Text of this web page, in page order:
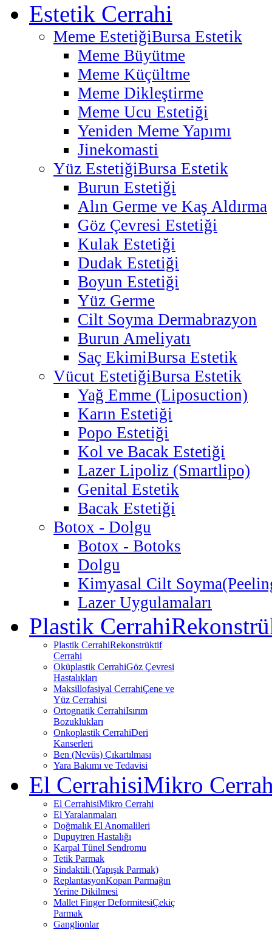
Estetik Cerrahi
Meme EstetiğiBursa Estetik
Meme Büyütme
Meme Küçültme
Meme Dikleştirme
Meme Ucu Estetiği
Yeniden Meme Yapımı
Jinekomasti
Yüz EstetiğiBursa Estetik
Burun Estetiği
Alın Germe ve Kaş Aldırma
Göz Çevresi Estetiği
Kulak Estetiği
Dudak Estetiği
Boyun Estetiği
Yüz Germe
Cilt Soyma Dermabrazyon
Burun Ameliyatı
Saç EkimiBursa Estetik
Vücut EstetiğiBursa Estetik
Yağ Emme (Liposuction)
Karın Estetiği
Popo Estetiği
Kol ve Bacak Estetiği
Lazer Lipoliz (Smartlipo)
Genital Estetik
Bacak Estetiği
Botox - Dolgu
Botox - Botoks
Dolgu
Kimyasal Cilt Soyma
Lazer Uygulamaları
Plastik Cerrahi
Plastik CerrahiRekonstrüktif
Cerrahi
Oküplastik CerrahiGöz Çevresi
Hastalıkları
Maksillofasiyal CerrahiÇene ve
Yüz Cerrahisi
Ortognatik CerrahiIsırım
Bozuklukları
Onkoplastik CerrahiDeri
Kanserleri
Ben (Nevüs) Çıkartılması
Yara Bakımı ve Tedavisi
El CerrahisiMikro
El CerrahisiMikro Cerrahi
El Yaralanmaları
Doğmalık El Anomalileri
Dupuytren Hastalığı
Karpal Tünel Sendromu
Tetik Parmak
Sindaktili (Yapışık Parmak)
ReplantasyonKopan Parmağın
Yerine Dikilmesi
Mallet Finger DeformitesiÇekiç
Parmak
Ganglionlar